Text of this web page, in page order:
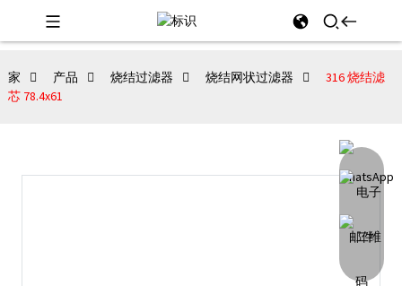
家 产品 烧结过滤器 烧结网状过滤器
316 烧结滤
芯 78.4x61